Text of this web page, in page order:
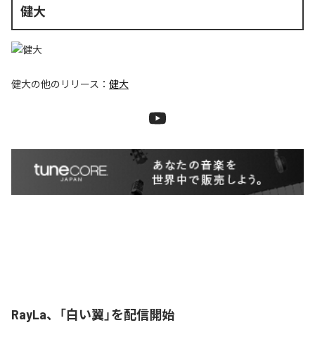
健大
健大の他のリリース： 健大
RayLa、「白い翼」を配信開始